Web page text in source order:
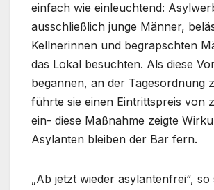
einfach wie einleuchtend:
ausschließlich junge Männer,
Kellnerinnen und begrapschten
das Lokal besuchten. Als diese
begannen, an der Tagesordnung
führte sie einen Eintrittspreis von
ein- diese Maßnahme zeigte
Asylanten bleiben der Bar fern.
„Ab jetzt wieder asylantenfrei“, so